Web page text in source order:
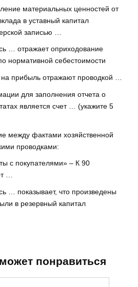
материальных ценностей от
в уставный капитал
записью …
… отражает оприходование
нормативной себестоимости
прибыль отражают проводкой …
для заполнения отчета о
является счет … (укажите 5
между фактами хозяйственной
проводками:
с покупателями» – К 90
…
… показывает, что произведены
в резервный капитал
понравиться